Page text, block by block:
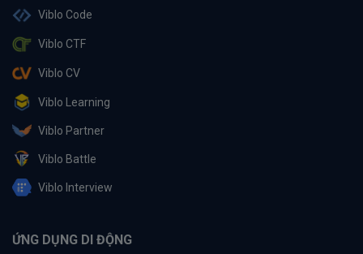
Viblo Code
Viblo CTF
Viblo CV
Viblo Learning
Viblo Partner
Viblo Battle
Viblo Interview
ỨNG DỤNG DI ĐỘNG